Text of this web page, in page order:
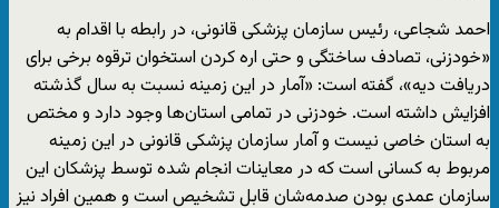
احمد شجاعی، رئیس سازمان پزشکی قانونی، در رابطه با اقدام به
«خودزنی، تصادف ساختگی و حتی اره کردن استخوان ترقوه برخی برای
دریافت دیه»، گفته است: «آمار در این زمینه نسبت به سال گذشته
افزایش داشته است. خودزنی در تمامی استان‌ها وجود دارد و مختص
به استان خاصی نیست و آمار سازمان پزشکی قانونی در این زمینه
مربوط به کسانی است که در معاینات انجام شده توسط پزشکان این
سازمان عمدی بودن صدمه‌شان قابل تشخیص است و همین افراد نیز